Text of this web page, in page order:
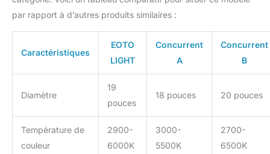
Holder, 1 x IR Remote
Control, 1 x Power
Cordon, 1 x sac de
transport, 1 x manuel
d'utilisation. Garantie de
remplacement.
par rapport à d’autres produits similaires :
Caractéristiques
EOTO
LIGHT
Concurrent
A
Concurrent
B
Diamètre
19
pouces
18 pouces 20 pouces
Température de
couleur
2900-
6000K
3000-
5500K
2700-
6500K